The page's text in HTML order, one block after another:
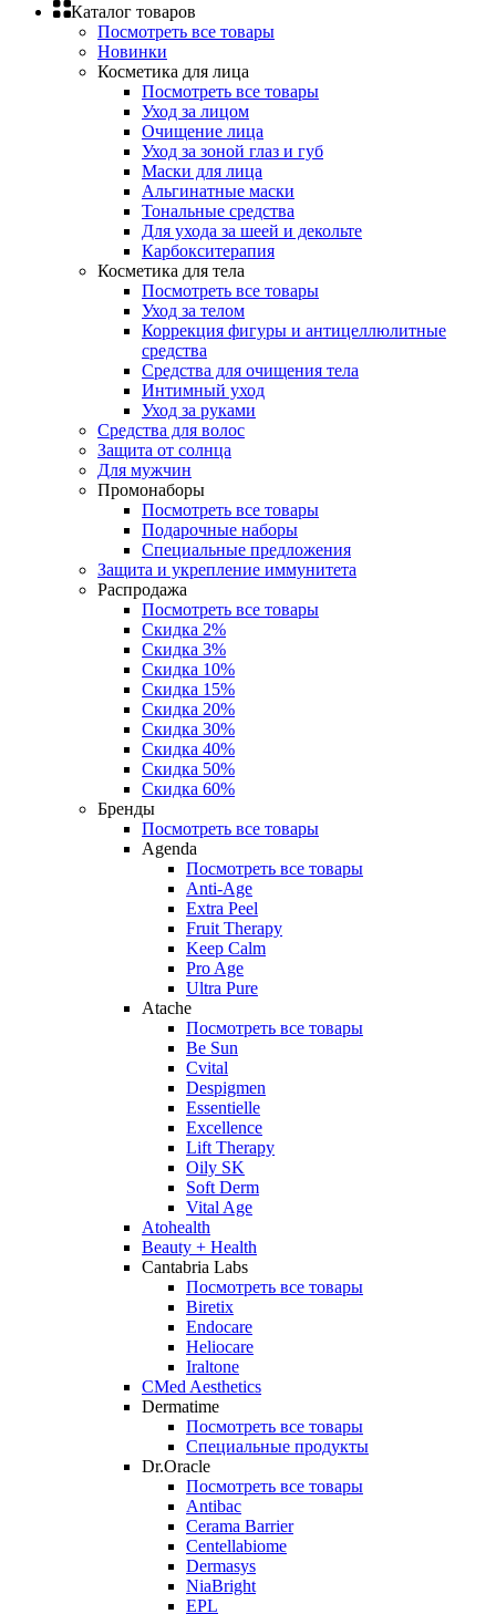
Каталог товаров
Посмотреть все товары
Новинки
Косметика для лица
Посмотреть все товары
Уход за лицом
Очищение лица
Уход за зоной глаз и губ
Маски для лица
Альгинатные маски
Тональные средства
Для ухода за шеей и декольте
Карбокситерапия
Косметика для тела
Посмотреть все товары
Уход за телом
Коррекция фигуры и антицеллюлитные
средства
Средства для очищения тела
Интимный уход
Уход за руками
Средства для волос
Защита от солнца
Для мужчин
Промонаборы
Посмотреть все товары
Подарочные наборы
Специальные предложения
Защита и укрепление иммунитета
Распродажа
Посмотреть все товары
Скидка 2%
Скидка 3%
Скидка 10%
Скидка 15%
Скидка 20%
Скидка 30%
Скидка 40%
Скидка 50%
Скидка 60%
Бренды
Посмотреть все товары
Agenda
Посмотреть все товары
Anti‑Age
Extra Peel
Fruit Therapy
Keep Calm
Pro Age
Ultra Pure
Atache
Посмотреть все товары
Be Sun
Cvital
Despigmen
Essentielle
Excellence
Lift Therapy
Oily SK
Soft Derm
Vital Age
Atohealth
Beauty + Health
Cantabria Labs
Посмотреть все товары
Biretix
Endocare
Heliocare
Iraltone
CMed Aesthetics
Dermatime
Посмотреть все товары
Специальные продукты
Dr.Oracle
Посмотреть все товары
Antibac
Cerama Barrier
Centellabiome
Dermasys
NiaBright
EPL